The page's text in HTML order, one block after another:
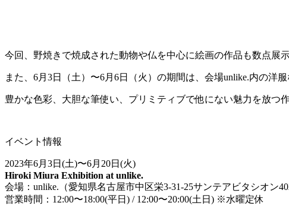
今回、 野焼き で焼成された動物や仏を中心に絵画の作品も数点展示
また、 6月 3日（土）〜6月 6日（火）の期間は、会場unlike.内の洋服
豊かな色彩、大胆な筆使い、プリミティブで他にない魅力を放つ
イベント情報
2023年6月 3日 (土)〜6月 20日 (火)
Hiroki Miura Exhibition at unlike.
会場： unlike. （愛知県名古屋市中区栄3-31-25サンテアビタシオン
営業時間： 12:00〜18:00(平日 ) / 12:00〜20:00(土日 ) ※水曜定休